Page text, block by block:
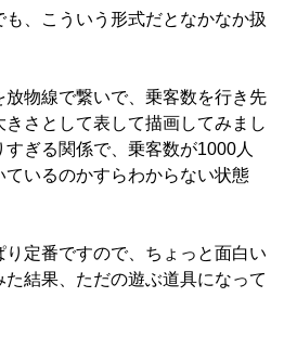
、こういう形式だとなかなか扱
物線で繋いで、乗客数を行き先
さとして表して描画してみまし
ぎる関係で、乗客数が1000人
ているのかすらわからない状態
り定番ですので、ちょっと面白い
た結果、ただの遊ぶ道具になって